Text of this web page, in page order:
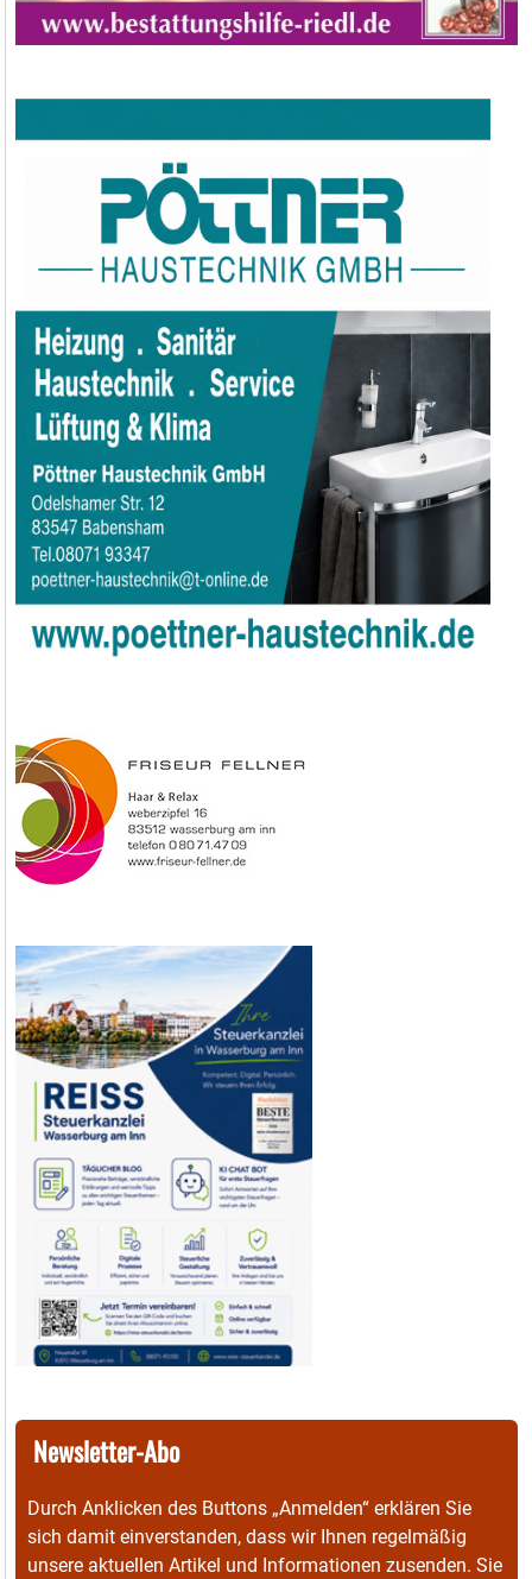
Newsletter-Abo
Durch Anklicken des Buttons „Anmelden“ erklären Sie
sich damit einverstanden, dass wir Ihnen regelmäßig
unsere aktuellen Artikel und Informationen zusenden. Sie